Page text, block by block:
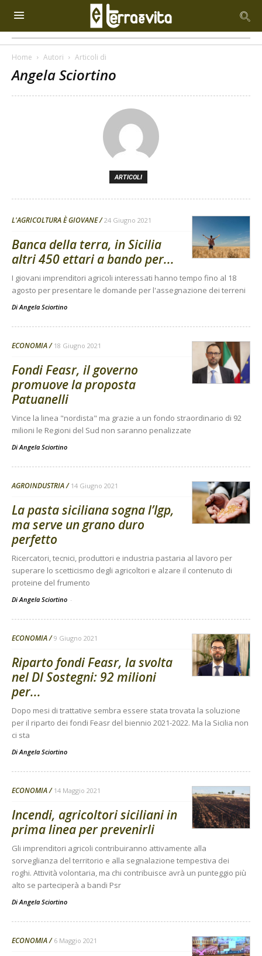
Home Autori Articoli di
Angela Sciortino
ARTICOLI
L'AGRICOLTURA È GIOVANE 24 Giugno 2021
Banca della terra, in Sicilia
altri 450 ettari a bando per...
I giovani imprenditori agricoli interessati hanno tempo fino al 18
agosto per presentare le domande per l'assegnazione dei terreni
DiAngela Sciortino
ECONOMIA 18 Giugno 2021
Fondi Feasr, il governo
promuove la proposta
Patuanelli
Vince la linea "nordista" ma grazie a un fondo straordinario di 92
milioni le Regioni del Sud non saranno penalizzate
DiAngela Sciortino
AGROINDUSTRIA 14 Giugno 2021
La pasta siciliana sogna l’Igp,
ma serve un grano duro
perfetto
Ricercatori, tecnici, produttori e industria pastaria al lavoro per
superare lo scetticismo degli agricoltori e alzare il contenuto di
proteine del frumento
Di Angela Sciortino -
ECONOMIA 9 Giugno 2021
Riparto fondi Feasr, la svolta
nel Dl Sostegni: 92 milioni
per...
Dopo mesi di trattative sembra essere stata trovata la soluzione
per il riparto dei fondi Feasr del biennio 2021-2022. Ma la Sicilia non
ci sta
DiAngela Sciortino
ECONOMIA 14 Maggio 2021
Incendi, agricoltori siciliani in
prima linea per prevenirli
Gli imprenditori agricoli contribuiranno attivamente alla
sorveglianza del territorio e alla segnalazione tempestiva dei
roghi. Attività volontaria, ma chi contribuisce avrà un punteggio più
alto se parteciperà a bandi Psr
DiAngela Sciortino
ECONOMIA 6 Maggio 2021